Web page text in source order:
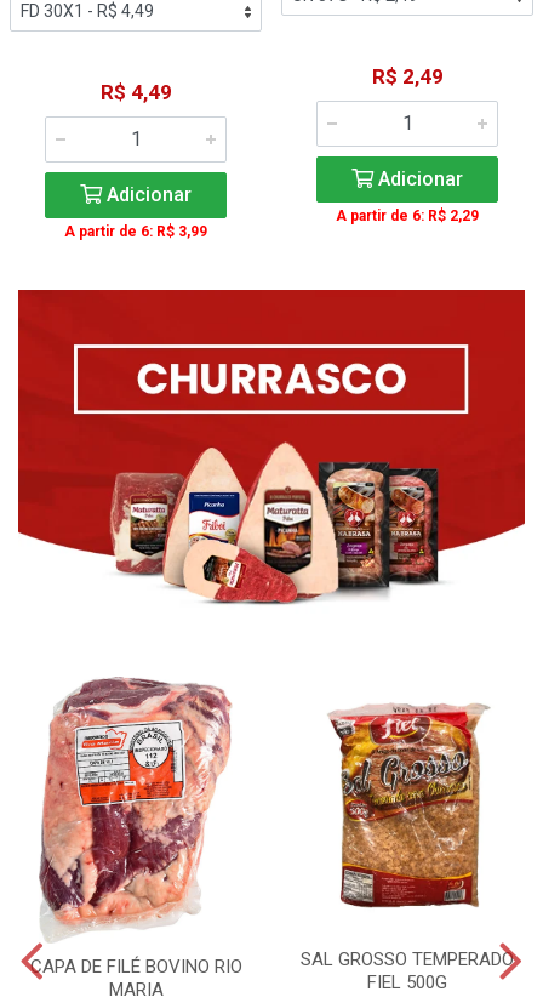
R$ 4,49
Adicionar
A partir de 6: R$ 3,99
R$ 2,49
Adicionar
A partir de 6: R$ 2,29
CAPA DE FILÉ BOVINO RIO
MARIA
SAL GROSSO TEMPERADO
FIEL 500G